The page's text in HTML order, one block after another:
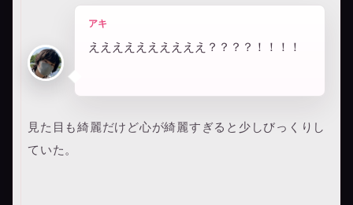
アキ
ええええええええええ？？？？！！！！
見た目も綺麗だけど心が綺麗すぎると少しびっくりし
ていた。